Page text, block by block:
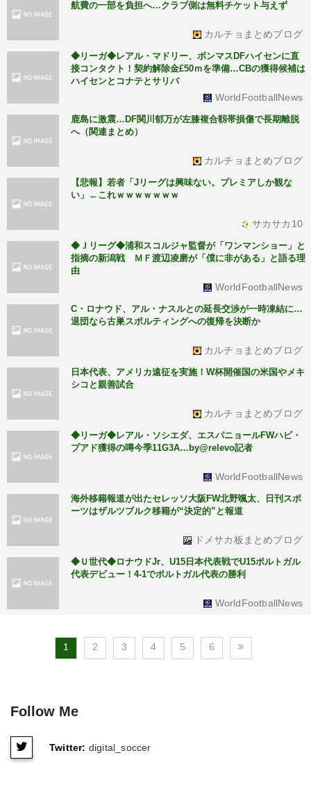
航費の一部を負担へ…クラブ側は無料チケット与えず
カルチョまとめブログ
◆リーガ◆レアル・マドリー、ボンマスDFハイセンに直
接コンタクト！契約解除金£50ｍを準備…CBの獲得候補は
ハイセンとコナテとサリバ
WorldFootballNews
鹿島に激震…DF関川郁万が左膝複合靱帯損傷で長期離脱
へ（関連まとめ）
カルチョまとめブログ
【悲報】若者「Jリーグは興味ない。プレミアしか観な
い」←これｗｗｗｗｗｗｗ
サカサカ10
◆Ｊリーグ◆浦和スコルジャ監督が「ワンマンショー」と
指摘の新潟戦 ＭＦ渡辺凌磨が「僕に非がある」と語る理
由
WorldFootballNews
C・ロナウド、アル・ナスルとの延長交渉が一時凍結に…
退団なら古巣スポルティングへの復帰を決断か
カルチョまとめブログ
日本代表、アメリカ遠征を実施！W杯開催国の米国やメキ
シコと親善試合
カルチョまとめブログ
◆リーガ◆レアル・ソシエダ、エスパニョールFWハビ・
プアド獲得の噂今季11G3A…by@relevo記者
WorldFootballNews
海外移籍報道が出たセレッソ大阪FW北野颯太、日刊スポ
ーツはザルツブルク移籍が“決定的”と報道
ドメサカ板まとめブログ
◆Ｕ世代◆ロナウドJr、U15日本代表戦でU15ポルトガル
代表デビュー！4-1でポルトガル代表の勝利
WorldFootballNews
1 2 3 4 5 6
Follow Me
Twitter: digital_soccer